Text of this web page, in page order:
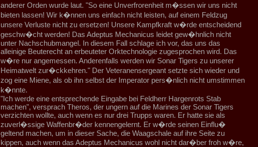
anderer Orden wurde laut. "So eine Unverfrorenheit m�ssen wir uns nicht
bieten lassen! Wir k�nnen uns einfach nicht leisten, auf einem Feldzug
unsere Verluste nicht zu ersetzen! Unsere Kampfkraft w�rde entscheidend
geschw�cht werden! Das Adeptus Mechanicus leidet gew�hnlich nicht
unter Nachschubmangel. In diesem Fall schlage ich vor, das uns das
alleinige Beuterecht an erbeuteter Orktechnologie zugesprochen wird. Das
w�re nur angemessen. Anderenfalls werden wir Sonar Tigers zu unserer
Heimatwelt zur�ckkehren." Der Veteranensergeant setzte sich wieder und
zog eine Miene, als ob ihn selbst der Imperator pers�nlich nicht umstimmen
k�nnte.
"Ich werde eine entsprechende Eingabe bei Feldherr Hargenrots Stab
machen", versprach Theros, der ungern auf die Marines der Sonar Tigers
verzichten wollte, auch wenn es nur drei Trupps waren. Er hatte sie als
zuverl�ssige Waffenbr�der kennengelernt. Er w�rde seinen Einflu�
geltend machen, um in dieser Sache, die Waagschale auf ihre Seite zu
kippen, auch wenn das Adeptus Mechanicus wohl nicht dar�ber froh w�re,